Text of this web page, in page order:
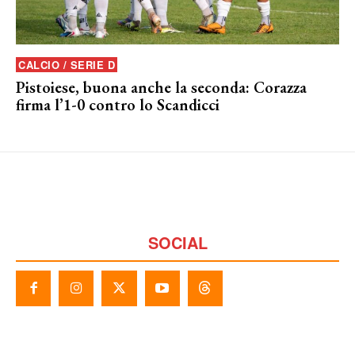
CALCIO / SERIE D
Pistoiese, buona anche la seconda: Corazza
firma l’1-0 contro lo Scandicci
SOCIAL